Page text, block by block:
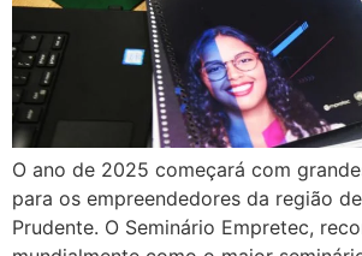
O ano de 2025 começará com
para os empreendedores da região
Prudente. O Seminário Empretec,